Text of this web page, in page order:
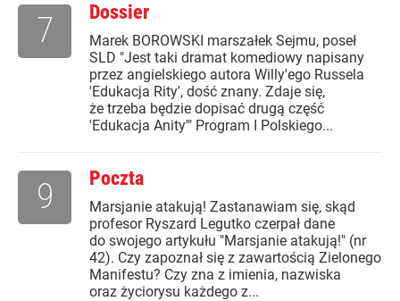
Dossier
Marek BOROWSKI marszałek Sejmu, poseł
SLD "Jest taki dramat komediowy napisany
przez angielskiego autora Willy'ego Russela
'Edukacja Rity', dość znany. Zdaje się,
że trzeba będzie dopisać drugą część
'Edukacja Anity'" Program I Polskiego...
7
Poczta
Marsjanie atakują! Zastanawiam się, skąd
profesor Ryszard Legutko czerpał dane
do swojego artykułu "Marsjanie atakują!" (nr
42). Czy zapoznał się z zawartością Zielonego
Manifestu? Czy zna z imienia, nazwiska
oraz życiorysu każdego z...
9